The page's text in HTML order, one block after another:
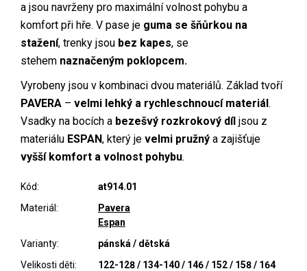
a jsou navrženy pro maximální volnost pohybu a
komfort při hře. V pase je guma se šňůrkou na
stažení, trenky jsou bez kapes, se
stehem naznačeným poklopcem.
Vyrobeny jsou v kombinaci dvou materiálů. Základ tvoří
PAVERA – velmi lehký a rychleschnoucí materiál.
Vsadky na bocích a bezešvý rozkrokový díl jsou z
materiálu ESPAN, který je velmi pružný a zajišťuje
vyšší komfort a volnost pohybu.
Kód:
at914.01
Materiál:
Pavera
Espan
Varianty:
pánská / dětská
Velikosti děti:
122-128 / 134-140 / 146 / 152 / 158 / 164